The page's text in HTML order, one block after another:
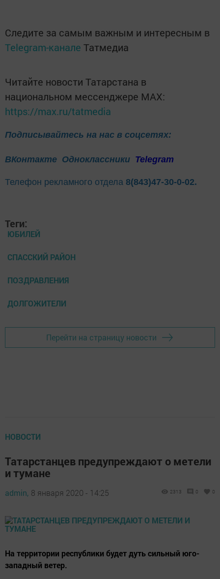
Следите за самым важным и интересным в
Telegram-канале Татмедиа
Читайте новости Татарстана в
национальном мессенджере MАХ:
https://max.ru/tatmedia
Подписывайтесь на нас в соцсетях:
ВКонтакте Одноклассники Telegram
Телефон рекламного отдела 8(843)47-30-0-02.
Теги:
ЮБИЛЕЙ
СПАССКИЙ РАЙОН
ПОЗДРАВЛЕНИЯ
ДОЛГОЖИТЕЛИ
Перейти на страницу новости
НОВОСТИ
Татарстанцев предупреждают о метели
и тумане
admin, 8 января 2020 - 14:25 2313 0 0
​​​​​​​На территории республики будет дуть сильный юго-
западный ветер.